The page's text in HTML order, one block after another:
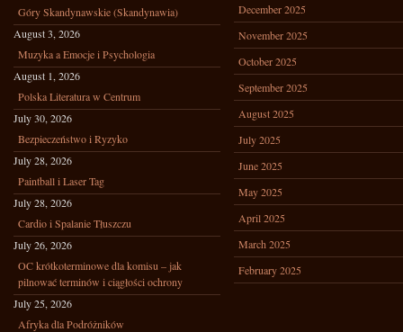
Góry Skandynawskie (Skandynawia)
August 3, 2026
Muzyka a Emocje i Psychologia
August 1, 2026
Polska Literatura w Centrum
July 30, 2026
Bezpieczeństwo i Ryzyko
July 28, 2026
Paintball i Laser Tag
July 28, 2026
Cardio i Spalanie Tłuszczu
July 26, 2026
OC krótkoterminowe dla komisu – jak
pilnować terminów i ciągłości ochrony
July 25, 2026
Afryka dla Podróżników
December 2025
November 2025
October 2025
September 2025
August 2025
July 2025
June 2025
May 2025
April 2025
March 2025
February 2025